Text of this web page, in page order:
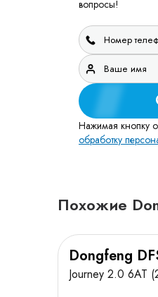
вопросы!
Нажимая кнопку
обработку
Похожие
Dongfeng
Journey 2.0 6AT